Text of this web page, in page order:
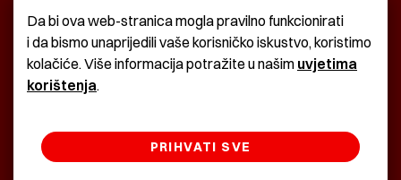
BAŠTARDINI I PRAVI
KRASNA ZEMLJA
Da bi ova web-stranica mogla pravilno funkcionirati
i da bismo unaprijedili vaše korisničko iskustvo, koristimo
kolačiće. Više informacija potražite u našim uvjetima
korištenja.
PRIHVATI SVE